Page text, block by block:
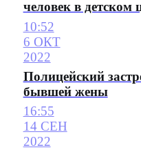
человек в детском
10:52
6 ОКТ
2022
Полицейский
бывшей жены
16:55
14 СЕН
2022